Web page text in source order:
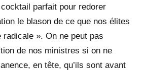
parfait pour redorer
le blason de ce que nos élites
radicale ». On ne peut pas
de nos ministres si on ne
en tête, qu’ils sont avant